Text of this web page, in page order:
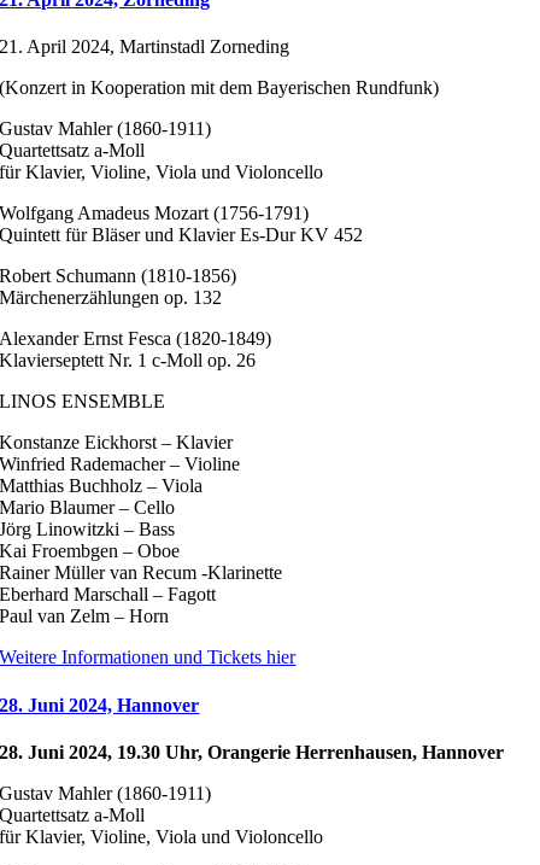
21. April 2024, Martinstadl Zorneding
(Konzert in Kooperation mit dem Bayerischen Rundfunk)
Gustav Mahler (1860-1911)
Quartettsatz a-Moll
für Klavier, Violine, Viola und Violoncello
Wolfgang Amadeus Mozart (1756-1791)
Quintett für Bläser und Klavier Es-Dur KV 452
Robert Schumann (1810-1856)
Märchenerzählungen op. 132
Alexander Ernst Fesca (1820-1849)
Klavierseptett Nr. 1 c-Moll op. 26
LINOS ENSEMBLE
Konstanze Eickhorst – Klavier
Winfried Rademacher – Violine
Matthias Buchholz – Viola
Mario Blaumer – Cello
Jörg Linowitzki – Bass
Kai Froembgen – Oboe
Rainer Müller van Recum -Klarinette
Eberhard Marschall – Fagott
Paul van Zelm – Horn
Weitere Informationen und Tickets hier
28. Juni 2024, Hannover
28. Juni 2024, 19.30 Uhr, Orangerie Herrenhausen, Hannover
Gustav Mahler (1860-1911)
Quartettsatz a-Moll
für Klavier, Violine, Viola und Violoncello